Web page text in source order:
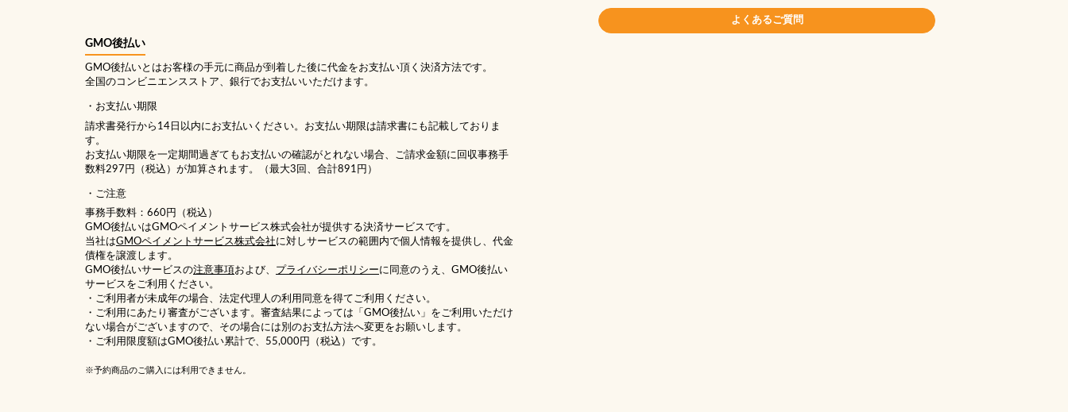
GMO後払い
GMO後払いとはお客様の手元に商品が到着した後に代金をお支払い頂く決済方法です。
全国のコンビニエンスストア、銀行でお支払いいただけます。
お支払い期限
請求書発行から14日以内にお支払いください。お支払い期限は請求書にも記載しておりま
す。
お支払い期限を一定期間過ぎてもお支払いの確認がとれない場合、ご請求金額に回収事務手
数料297円（税込）が加算されます。（最大3回、合計891円）
ご注意
事務手数料：660円（税込）
GMO後払いはGMOペイメントサービス株式会社が提供する決済サービスです。
当社はGMOペイメントサービス株式会社に対しサービスの範囲内で個人情報を提供し、代金
債権を譲渡します。
GMO後払いサービスの注意事項および、 プライバシーポリシーに同意のうえ、GMO後払い
サービスをご利用ください。
・ご利用者が未成年の場合、法定代理人の利用同意を得てご利用ください。
・ご利用にあたり審査がございます。審査結果によっては「GMO後払い」をご利用いただけ
ない場合がございますので、その場合には別のお支払方法へ変更をお願いします。
・ご利用限度額はGMO後払い累計で、55,000円（税込）です。
※予約商品のご購入には利用できません。
よくあるご質問